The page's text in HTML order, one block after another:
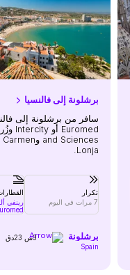
برشلونة إلى فالنسيا
سافر من برشلونة إلى
Lonja.
تكرار
7 مرات في اليوم
رينفي
برشلونة
Spain
3س 23دق